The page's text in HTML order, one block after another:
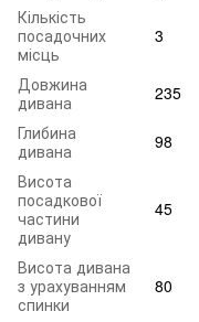
Кількість
посадочних
місць
3
Довжина
дивана
235
Глибина
дивана
98
Висота
посадкової
частини
дивану
45
Висота дивана
з урахуванням
спинки
80